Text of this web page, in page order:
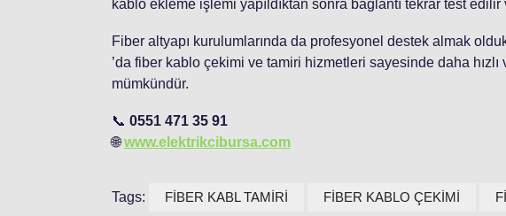
kablo ekleme işlemi yapıldıktan sonra bağlantı tekrar test
Fiber altyapı kurulumlarında da profesyonel destek almak
’da fiber kablo çekimi ve tamiri hizmetleri sayesinde daha
mümkündür.
📞 0551 471 35 91
🌐www.elektrikcibursa.com
Tags: FİBER KABL TAMİRİ FİBER KABLO ÇEKİMİ